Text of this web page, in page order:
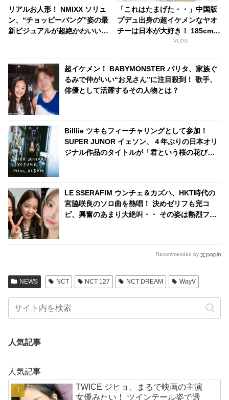
リアルお人形！ NMIXX ソリュ
ン、“チョッピーバング”姿の最
新ビジュアルが超絶かわいい！
「これはたまげた・・」中国版
プデュ出身の超イケメンなヤオ
チーは日本が大好き！ 185cmの
高身長と端正なルックスで大注
VLOG
超イケメン！ BABYMONSTER パリタ、家族ぐ
るみで仲がいい“お兄さん”に注目殺到！ 歌手、
俳優として活躍するその人物とは？
Billlie ツキもフィーチャリングとして参加！
SUPER JUNOR イェソン、４年ぶりの日本オリ
ジナル作品のタイトルが「君という桜の花びら
LE SSERAFIM ウンチェ＆カズハ、HKT時代の
宮脇咲良のソロ曲を熱唱！ 決めゼリフも完コ
ピ、興奮のあまり大絶叫・・ その姿は熱烈ファ
Recommended by
NEWS NCT NCT 127 NCT DREAM WayV
人気記事
人気記事
TWICE ジヒョ、まるで映画の主演
女優みたい！ ツインテール姿で透